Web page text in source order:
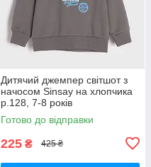
Дитячий джемпер світшот з
начосом Sinsay на хлопчика
р.128, 7-8 років
Готово до відправки
225 ₴ 425 ₴